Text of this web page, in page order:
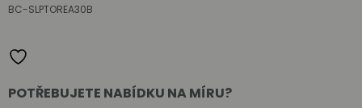
BC-SLPTOREA30B
POTŘEBUJETE NABÍDKU NA MÍRU?